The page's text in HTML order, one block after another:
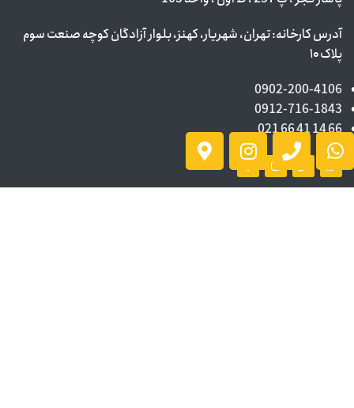
آدرس کارخانه: تهران، شهریار، کهنز، بلوار آزادگان کوچه صنعت سوم
پلاک ۱۰
0902-200-4106
0912-716-1843
66 14 41 66 021